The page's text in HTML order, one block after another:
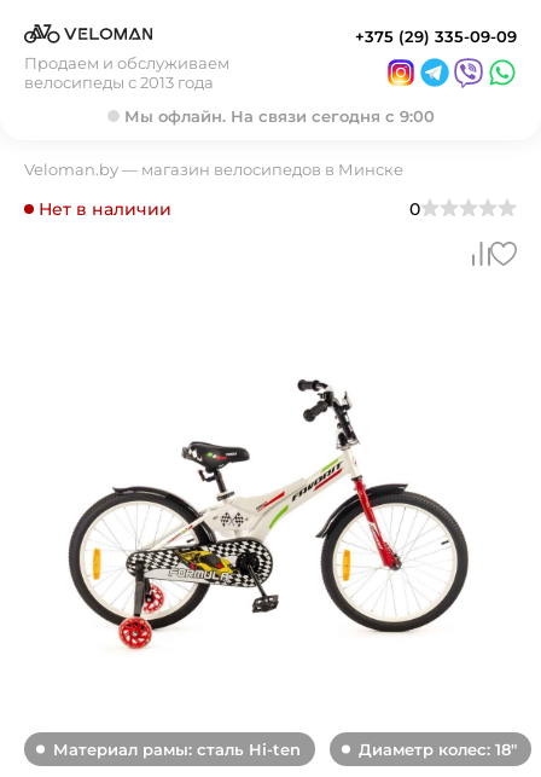
Продаем и обслуживаем
велосипеды с 2013 года
+375 (29) 335-09-09
Мы офлайн. На связи сегодня с 9:00
Veloman.by — магазин велосипедов в Минске
Нет в наличии 0
Материал рамы: сталь Hi-ten Диаметр колес: 18"